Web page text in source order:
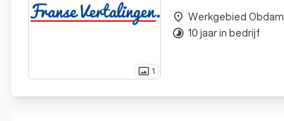
photo_size_select_actual 1
place Werkgebied Obdam
timelapse 10 jaar in bedrijf